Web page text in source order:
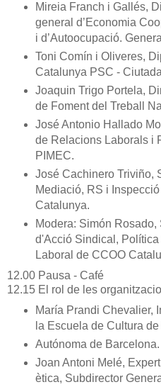
Mireia Franch i Gallés,
general d’Economia
i d’Autoocupació.
Toni Comín i Oliveres,
Catalunya PSC -
Joaquin Trigo Portela,
de Foment del Treball
José Antonio Hallado
de Relacions Laborals i
PIMEC.
José Cachinero Triviño,
Mediació, RS i
Catalunya.
Modera: Simón Rosado,
d'Acció Sindical,
Laboral de CCOO
12.00 Pausa - Café
12.15 El rol de les
María Prandi Chevalier,
la Escuela de Cultura
Autónoma de Barcelona.
Joan Antoni Melé,
ètica, Subdirector